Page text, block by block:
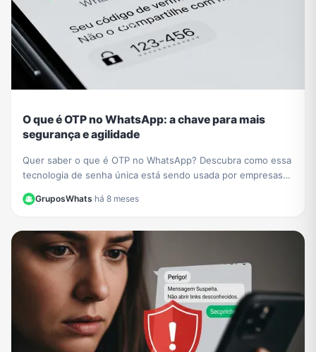
O que é OTP no WhatsApp: a chave para mais
segurança e agilidade
Quer saber o que é OTP no WhatsApp? Descubra como essa
tecnologia de senha única está sendo usada por empresas
GruposWhats·há 8 meses